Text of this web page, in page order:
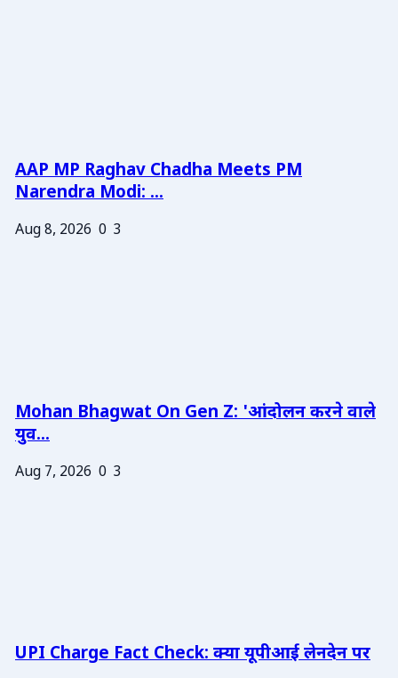
AAP MP Raghav Chadha Meets PM
Narendra Modi: ...
Aug 8, 2026 0 3
Mohan Bhagwat On Gen Z: 'आंदोलन करने वाले
युव...
Aug 7, 2026 0 3
UPI Charge Fact Check: क्या यूपीआई लेनदेन पर